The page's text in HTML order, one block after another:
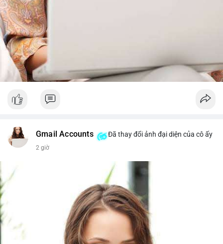
Gmail Accounts Đã thay đổi ảnh đại diện của cô ấy
2 giờ